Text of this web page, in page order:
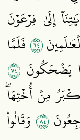
إِلَىٰ فِرۡعَوۡنَ
٤٦فَلَمَّا
يَضۡحَكُونَ ٤٧
مِنۡ أُخۡتِهَاۖ
٤٨ وَقَالُواْ